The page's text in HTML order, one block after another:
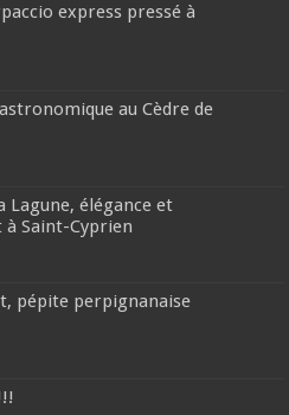
express pressé à
au Cèdre de
Lagune, élégance et
à Saint-Cyprien
pépite perpignanaise